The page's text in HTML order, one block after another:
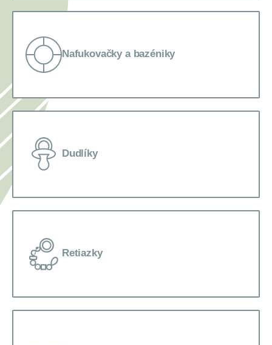
Nafukovačky a bazéniky
Dudlíky
Retiazky